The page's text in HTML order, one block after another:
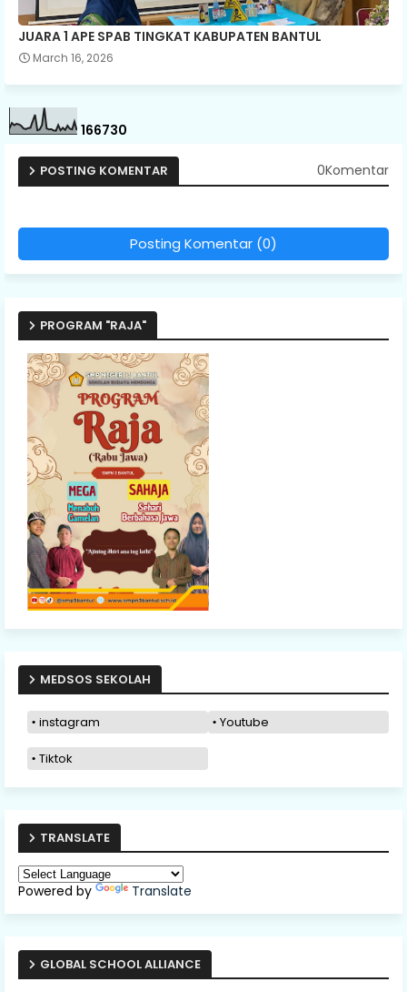
JUARA 1 APE SPAB TINGKAT KABUPATEN BANTUL
March 16, 2026
166730
POSTING KOMENTAR 0Komentar
Posting Komentar (0)
PROGRAM "RAJA"
MEDSOS SEKOLAH
instagram Youtube
Tiktok
TRANSLATE
Powered by Translate
GLOBAL SCHOOL ALLIANCE